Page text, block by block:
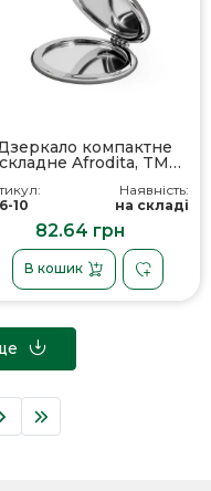
компактне
складне Afrodita, TM
10
Наявність:
на складі
82.64 грн
В кошик